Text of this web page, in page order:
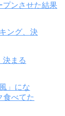
プンさせた結果
決まる